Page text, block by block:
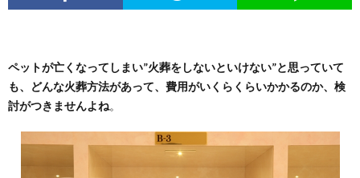
ペットが亡くなってしまい”火葬をしないといけない”と思っていて
も、どんな火葬方法があって、費用がいくらくらいかかるのか、検
討がつきませんよね。